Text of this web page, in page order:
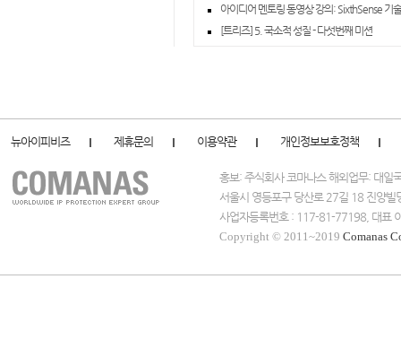
아이디어 멘토링 동영상 강의: SixthSense 기
[트리즈] 5. 국소적 성질 - 다섯번째 미션
뉴아이피비즈 제휴문의 이용약관 개인정보보호정책
홍보: 주식회사 코마나스 해외업무: 대일
서울시 영등포구 당산로 27길 18 진양빌
사업자등록번호 : 117-81-77198, 대표
Copyright © 2011~2019 Comanas